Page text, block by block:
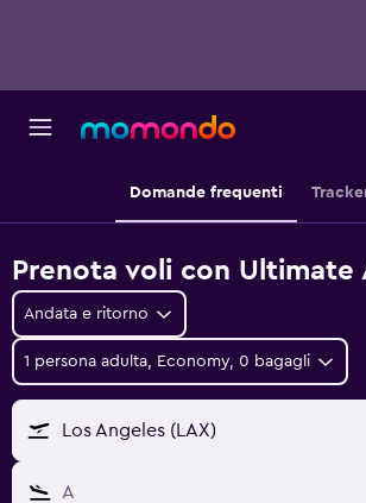
Domande frequenti
Prenota voli con Ultimate
Andata e ritorno
1 persona adulta, Economy, 0 bagagli
Los Angeles (LAX)
A